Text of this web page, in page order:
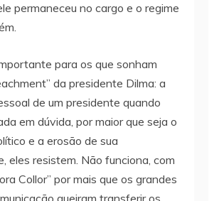
permaneceu no cargo e o regime
para os que sonham
da presidente Dilma: a
de um presidente quando
em dúvida, por maior que seja o
e a erosão de sua
eles resistem. Não funciona, com
Collor” por mais que os grandes